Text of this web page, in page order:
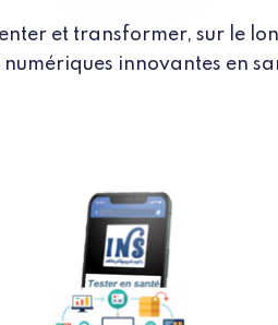
et transformer, sur le
innovantes en